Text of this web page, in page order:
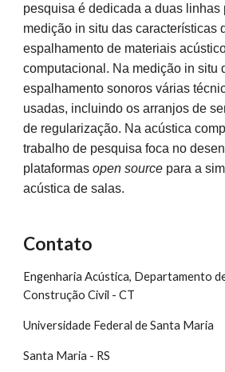
pesquisa é dedicada a duas linhas
medição in situ das características
espalhamento de materiais
computacional. Na medição in situ
espalhamento sonoros várias
usadas, incluindo os arranjos de
de regularização. Na acústica
trabalho de pesquisa foca no
plataformasopen source para a
acústica de salas.
Contato
Engenharia Acústica, Departamento
Construção Civil - CT
Universidade Federal de Santa Maria
Santa Maria - RS